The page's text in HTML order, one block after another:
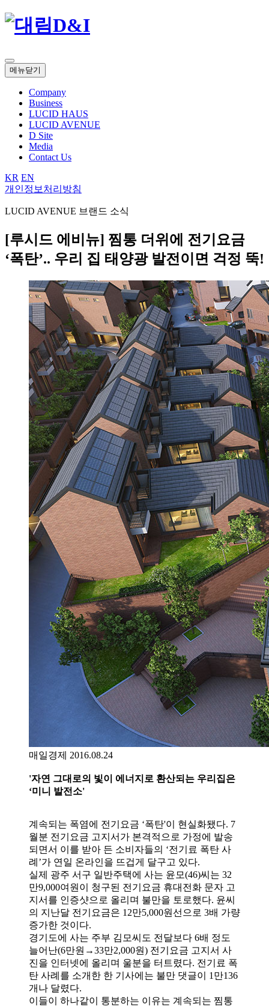
메뉴닫기
Company
Business
LUCID HAUS
LUCID AVENUE
D Site
Media
Contact Us
KR EN
개인정보처리방침
LUCID AVENUE 브랜드 소식
[루시드 에비뉴] 찜통 더위에 전기요금
‘폭탄’.. 우리 집 태양광 발전이면 걱정 뚝!
매일경제 2016.08.24
'자연 그대로의 빛이 에너지로 환산되는 우리집은
‘미니 발전소'
계속되는 폭염에 전기요금 ‘폭탄'이 현실화됐다. 7
월분 전기요금 고지서가 본격적으로 가정에 발송
되면서 이를 받아 든 소비자들의 ‘전기료 폭탄 사
례’가 연일 온라인을 뜨겁게 달구고 있다.
실제 광주 서구 일반주택에 사는 윤모(46)씨는 32
만9,000여원이 청구된 전기요금 휴대전화 문자 고
지서를 인증샷으로 올리며 불만을 토로했다. 윤씨
의 지난달 전기요금은 12만5,000원선으로 3배 가량
증가한 것이다.
경기도에 사는 주부 김모씨도 전달보다 6배 정도
늘어난(6만원→33만2,000원) 전기요금 고지서 사
진을 인터넷에 올리며 울분을 터트렸다. 전기료 폭
탄 사례를 소개한 한 기사에는 불만 댓글이 1만136
개나 달렸다.
이들이 하나같이 통분하는 이유는 계속되는 찜통